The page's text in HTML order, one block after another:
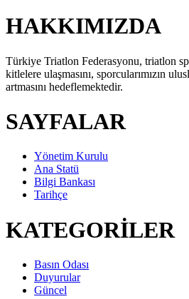
HAKKIMIZDA
Türkiye Triatlon Federasyonu, triatlon
kitlelere ulaşmasını, sporcularımızın
artmasını hedeflemektedir.
SAYFALAR
Yönetim Kurulu
Ana Statü
Bilgi Bankası
Tarihçe
KATEGORİLER
Basın Odası
Duyurular
Güncel